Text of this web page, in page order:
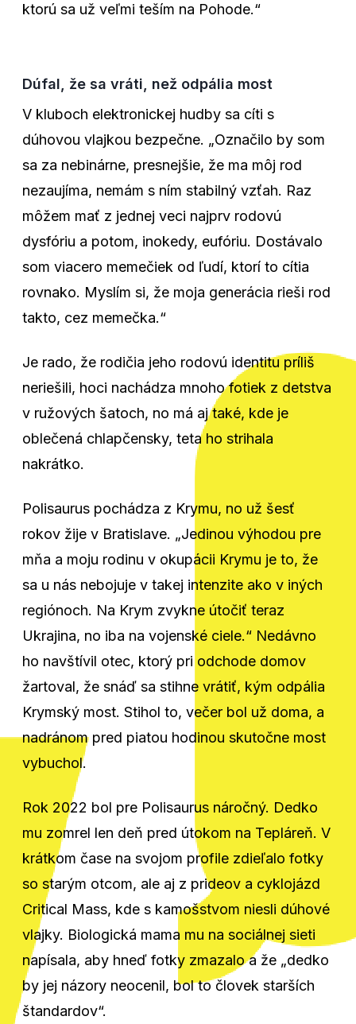
ktorú sa už veľmi teším na Pohode.“
Dúfal, že sa vráti, než odpália most
V kluboch elektronickej hudby sa cíti s
dúhovou vlajkou bezpečne. „Označilo by som
sa za nebinárne, presnejšie, že ma môj rod
nezaujíma, nemám s ním stabilný vzťah. Raz
môžem mať z jednej veci najprv rodovú
dysfóriu a potom, inokedy, eufóriu. Dostávalo
som viacero memečiek od ľudí, ktorí to cítia
rovnako. Myslím si, že moja generácia rieši rod
takto, cez memečka.“
Je rado, že rodičia jeho rodovú identitu príliš
neriešili, hoci nachádza mnoho fotiek z detstva
v ružových šatoch, no má aj také, kde je
oblečená chlapčensky, teta ho strihala
nakrátko.
Polisaurus pochádza z Krymu, no už šesť
rokov žije v Bratislave. „Jedinou výhodou pre
mňa a moju rodinu v okupácii Krymu je to, že
sa u nás nebojuje v takej intenzite ako v iných
regiónoch. Na Krym zvykne útočiť teraz
Ukrajina, no iba na vojenské ciele.“ Nedávno
ho navštívil otec, ktorý pri odchode domov
žartoval, že snáď sa stihne vrátiť, kým odpália
Krymský most. Stihol to, večer bol už doma, a
nadránom pred piatou hodinou skutočne most
vybuchol.
Rok 2022 bol pre Polisaurus náročný. Dedko
mu zomrel len deň pred útokom na Tepláreň. V
krátkom čase na svojom profile zdieľalo fotky
so starým otcom, ale aj z prideov a cyklojázd
Critical Mass, kde s kamošstvom niesli dúhové
vlajky. Biologická mama mu na sociálnej sieti
napísala, aby hneď fotky zmazalo a že „dedko
by jej názory neocenil, bol to človek starších
štandardov“.